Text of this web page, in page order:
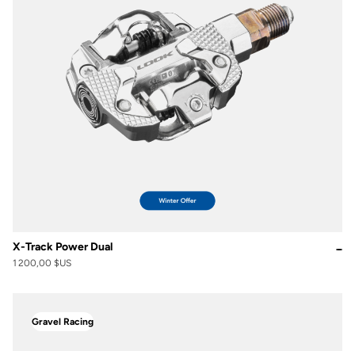
X-Track Power Dual
1 200,00 $US
Gravel Racing